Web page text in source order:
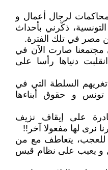
لرجال أعمال و
ذكّرني بأحداث
مصر في تلك الفترة.
مجتمعنا صارت الآن في
دنياها رأسا على
السلطة التي في
تونس و حقوق أبناءها
على إيقاف نزيف
نرى لها مفعولا آخر!!
للعجب، يتعاطف مع من
و يعيب على نظام قيس